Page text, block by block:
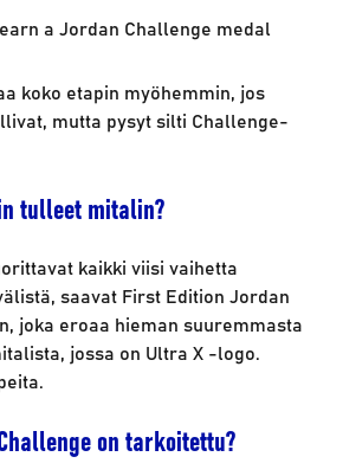
a Jordan Challenge medal
koko etapin myöhemmin, jos
mutta pysyt silti Challenge-
tulleet mitalin?
kaikki viisi vaihetta
saavat First Edition Jordan
joka eroaa hieman suuremmasta
jossa on Ultra X -logo.
on tarkoitettu?